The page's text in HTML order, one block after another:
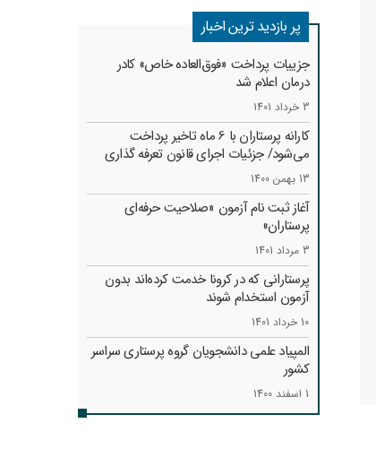
پر بازدید ترین اخبار
جزییات پرداخت «فوق‌العاده خاص» کادر
درمان اعلام شد
3 خرداد 1401
کارانه‌ پرستاران با 6 ماه تاخیر پرداخت
می‌شود/ جزئیات اجرای قانون تعرفه گذاری
13 بهمن 1400
آغاز ثبت نام آزمون «صلاحیت حرفه‌ای
پرستاران»
3 مرداد 1401
پرستارانی که در کرونا خدمت کرد‌ه‌اند بدون
آزمون استخدام شوند
10 خرداد 1401
المپیاد علمی دانشجویان گروه پرستاری سراسر
کشور
1 اسفند 1400